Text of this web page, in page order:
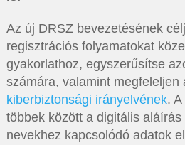
Az új DRSZ bevezetésének
regisztrációs folyamatokat
gyakorlathoz, egyszerűsítse
számára, valamint megfeleljen
kiberbiztonsági irányelvének.
többek között a digitális
nevekhez kapcsolódó adatok